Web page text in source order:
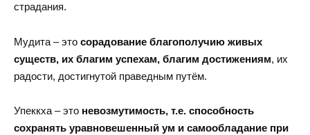
страдания.
Мудита – это сорадование благополучию живых
существ, их благим успехам, благим достижениям, их
радости, достигнутой праведным путём.
Упеккха – это невозмутимость, т.е. способность
сохранять уравновешенный ум и самообладание при